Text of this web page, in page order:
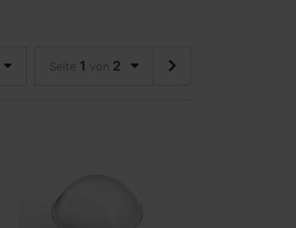
Seite 1 von 2